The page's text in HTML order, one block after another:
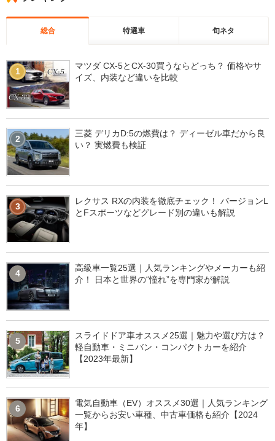
総合 特選車 旬ネタ
1
マツダ CX-5とCX-30買うならどっち？ 価格やサ
イズ、内装など違いを比較
2
三菱 デリカD:5の燃費は？ ディーゼル車だから良
い？ 実燃費も検証
3
レクサス RXの内装を徹底チェック！ バージョンL
とFスポーツなどグレード別の違いも解説
4
高級車一覧25選｜人気ランキングやメーカーも紹
介！ 日本と世界の“憧れ”を専門家が解説
5
スライドドア車オススメ25選｜魅力や選び方は？
軽自動車・ミニバン・コンパクトカーを紹介
【2023年最新】
6
電気自動車（EV）オススメ30選｜人気ランキング
一覧からお安い車種、中古車価格も紹介【2024
年】